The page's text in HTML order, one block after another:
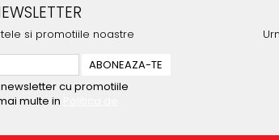
si promotiile noastre
cu promotiile
multe in